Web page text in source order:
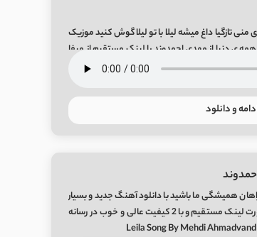
تازگیا داغ میشه لیلا با تو لیلا گوش کنید موزیک
ی دنیا از مهدی احمدوند با لینک مستقیم از میفا
و دانلود
همیشگی ما باشید با دانلود آهنگ جدید و بسیار
زیبای مهدی احمدوند به نام “لیلا ” بصورت لینک مستقیم و با 2 کیفیت عالی و خوب در رسانه